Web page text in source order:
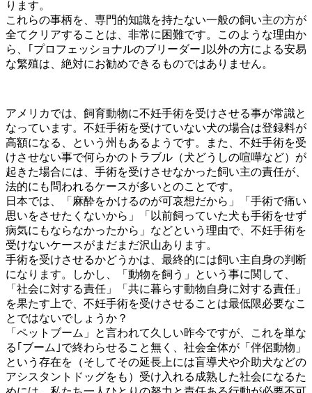
ります。
これらの事柄を、専門的知識を持たない一般の飼い主の方が
全てクリアすることは、非常に困難です。このような理由か
ら、｢プロフェッショナルのブリーダー｣以外の方による安易
な繁殖は、絶対にお勧めできるものではありません。
アメリカでは、飼育動物に不妊手術を受けさせる事が常識と
なっています。不妊手術を受けていない犬の場合は登録料が
高額になる、という州もあるようです。また、不妊手術を受
けさせない事で何らかのトラブル（犬どうしの喧嘩など）が
起きた場合には、手術を受けさせなかった飼い主の責任が、
法的にも問われるケースが多いとのことです。
日本では、「麻酔をかけるのが可哀想だから」「手術で痛い
思いをさせたくないから」「以前飼っていた犬も手術をせず
病気にもならなかったから」などという理由で、不妊手術を
受けないケースがまだまだ沢山あります。
手術を受けさせるかどうかは、最終的には飼い主自身の判断
になります。しかし、「動物を飼う」という事に関して、
「社会に対する責任」「共に暮らす動物自身に対する責任」
を果たす上で、不妊手術を受けさせることは最低限必要なこ
とではないでしょうか？
「ペットブーム」と言われて久しい昨今ですが、これを単な
る｢ブーム｣で終わらせること無く、社会全体が「伴侶動物」
という存在を（そしてその延長上には盲導犬や介助犬などの
アシスタントドッグをも）受け入れる成熟した社会になるた